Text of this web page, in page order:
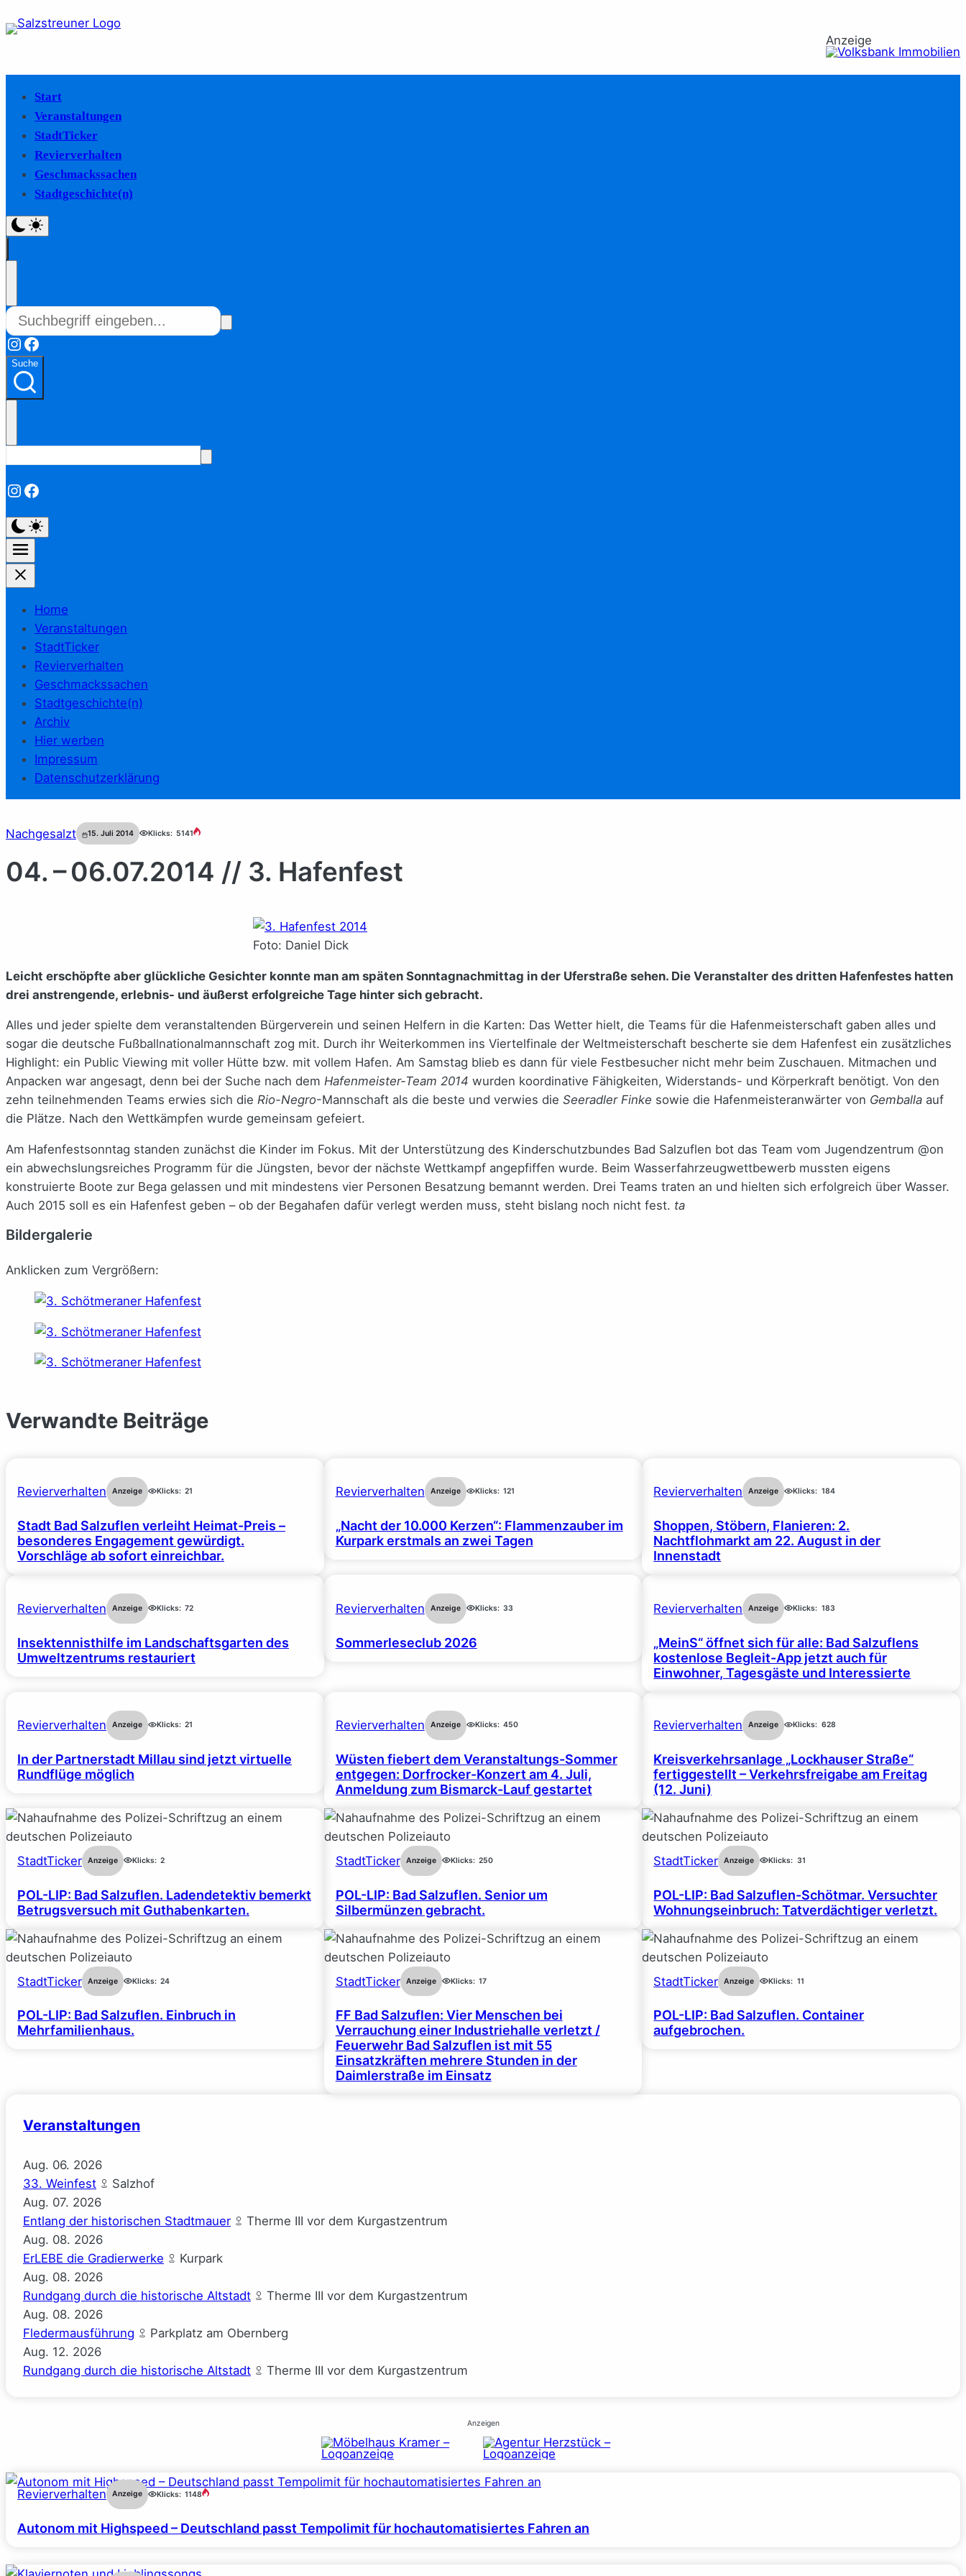
Anzeige
Start
Veranstaltungen
StadtTicker
Revierverhalten
Geschmackssachen
Stadtgeschichte(n)
Instagram
Facebook
Suche
Instagram
Facebook
Home
Veranstaltungen
StadtTicker
Revierverhalten
Geschmackssachen
Stadtgeschichte(n)
Archiv
Hier werben
Impressum
Datenschutzerklärung
Nachgesalzt 15. Juli 2014 Klicks: 5141
04. – 06.07.2014 // 3. Hafenfest
Foto: Daniel Dick
Leicht erschöpfte aber glückliche Gesichter konnte man am späten Sonntagnachmittag in der Uferstraße sehen. Die Veranstalter des dritten Hafenfestes hatten
drei anstrengende, erlebnis- und äußerst erfolgreiche Tage hinter sich gebracht.
Alles und jeder spielte dem veranstaltenden Bürgerverein und seinen Helfern in die Karten: Das Wetter hielt, die Teams für die Hafenmeisterschaft gaben alles und
sogar die deutsche Fußballnationalmannschaft zog mit. Durch ihr Weiterkommen ins Viertelfinale der Weltmeisterschaft bescherte sie dem Hafenfest ein zusätzliches
Highlight: ein Public Viewing mit voller Hütte bzw. mit vollem Hafen. Am Samstag blieb es dann für viele Festbesucher nicht mehr beim Zuschauen. Mitmachen und
Anpacken war angesagt, denn bei der Suche nach dem Hafenmeister-Team 2014 wurden koordinative Fähigkeiten, Widerstands- und Körperkraft benötigt. Von den
zehn teilnehmenden Teams erwies sich die Rio-Negro-Mannschaft als die beste und verwies die Seeradler Finke sowie die Hafenmeisteranwärter von Gemballa auf
die Plätze. Nach den Wettkämpfen wurde gemeinsam gefeiert.
Am Hafenfestsonntag standen zunächst die Kinder im Fokus. Mit der Unterstützung des Kinderschutzbundes Bad Salzuflen bot das Team vom Jugendzentrum @on
ein abwechslungsreiches Programm für die Jüngsten, bevor der nächste Wettkampf angepfiffen wurde. Beim Wasserfahrzeugwettbewerb mussten eigens
konstruierte Boote zur Bega gelassen und mit mindestens vier Personen Besatzung bemannt werden. Drei Teams traten an und hielten sich erfolgreich über Wasser.
Auch 2015 soll es ein Hafenfest geben – ob der Begahafen dafür verlegt werden muss, steht bislang noch nicht fest. ta
Bildergalerie
Anklicken zum Vergrößern:
Verwandte Beiträge
Revierverhalten Anzeige Klicks: 21
Stadt Bad Salzuflen verleiht Heimat-Preis –
besonderes Engagement gewürdigt.
Vorschläge ab sofort einreichbar.
Revierverhalten Anzeige Klicks: 121
„Nacht der 10.000 Kerzen“: Flammenzauber im
Kurpark erstmals an zwei Tagen
Revierverhalten Anzeige Klicks: 184
Shoppen, Stöbern, Flanieren: 2.
Nachtflohmarkt am 22. August in der
Innenstadt
Revierverhalten Anzeige Klicks: 72
Insektennisthilfe im Landschaftsgarten des
Umweltzentrums restauriert
Revierverhalten Anzeige Klicks: 33
Sommerleseclub 2026
Revierverhalten Anzeige Klicks: 183
„MeinS“ öffnet sich für alle: Bad Salzuflens
kostenlose Begleit-App jetzt auch für
Einwohner, Tagesgäste und Interessierte
Revierverhalten Anzeige Klicks: 21
In der Partnerstadt Millau sind jetzt virtuelle
Rundflüge möglich
Revierverhalten Anzeige Klicks: 450
Wüsten fiebert dem Veranstaltungs-Sommer
entgegen: Dorfrocker-Konzert am 4. Juli,
Anmeldung zum Bismarck-Lauf gestartet
Revierverhalten Anzeige Klicks: 628
Kreisverkehrsanlage „Lockhauser Straße“
fertiggestellt – Verkehrsfreigabe am Freitag
(12. Juni)
StadtTicker Anzeige Klicks: 2
POL-LIP: Bad Salzuflen. Ladendetektiv bemerkt
Betrugsversuch mit Guthabenkarten.
StadtTicker Anzeige Klicks: 250
POL-LIP: Bad Salzuflen. Senior um
Silbermünzen gebracht.
StadtTicker Anzeige Klicks: 31
POL-LIP: Bad Salzuflen-Schötmar. Versuchter
Wohnungseinbruch: Tatverdächtiger verletzt.
StadtTicker Anzeige Klicks: 24
POL-LIP: Bad Salzuflen. Einbruch in
Mehrfamilienhaus.
StadtTicker Anzeige Klicks: 17
FF Bad Salzuflen: Vier Menschen bei
Verrauchung einer Industriehalle verletzt /
Feuerwehr Bad Salzuflen ist mit 55
Einsatzkräften mehrere Stunden in der
Daimlerstraße im Einsatz
StadtTicker Anzeige Klicks: 11
POL-LIP: Bad Salzuflen. Container
aufgebrochen.
Veranstaltungen
Aug. 06. 2026
33. Weinfest
Salzhof
Aug. 07. 2026
Entlang der historischen Stadtmauer
Therme III vor dem Kurgastzentrum
Aug. 08. 2026
ErLEBE die Gradierwerke
Kurpark
Aug. 08. 2026
Rundgang durch die historische Altstadt
Therme III vor dem Kurgastzentrum
Aug. 08. 2026
Fledermausführung
Parkplatz am Obernberg
Aug. 12. 2026
Rundgang durch die historische Altstadt
Therme III vor dem Kurgastzentrum
Anzeigen
Revierverhalten Anzeige Klicks: 1148
Autonom mit Highspeed – Deutschland passt Tempolimit für hochautomatisiertes Fahren an